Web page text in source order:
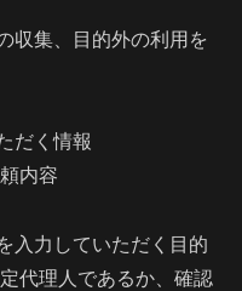
収集、目的外の利用を
だく情報
内容
入力していただく目的
代理人であるか、確認